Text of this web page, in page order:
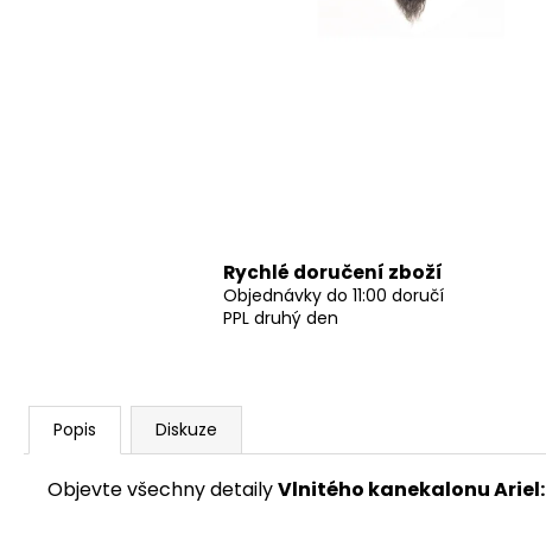
Rychlé doručení zboží
Objednávky do 11:00 doručí
PPL druhý den
Popis Diskuze
Objevte všechny detailyVlnitého kanekalonu Ariel: